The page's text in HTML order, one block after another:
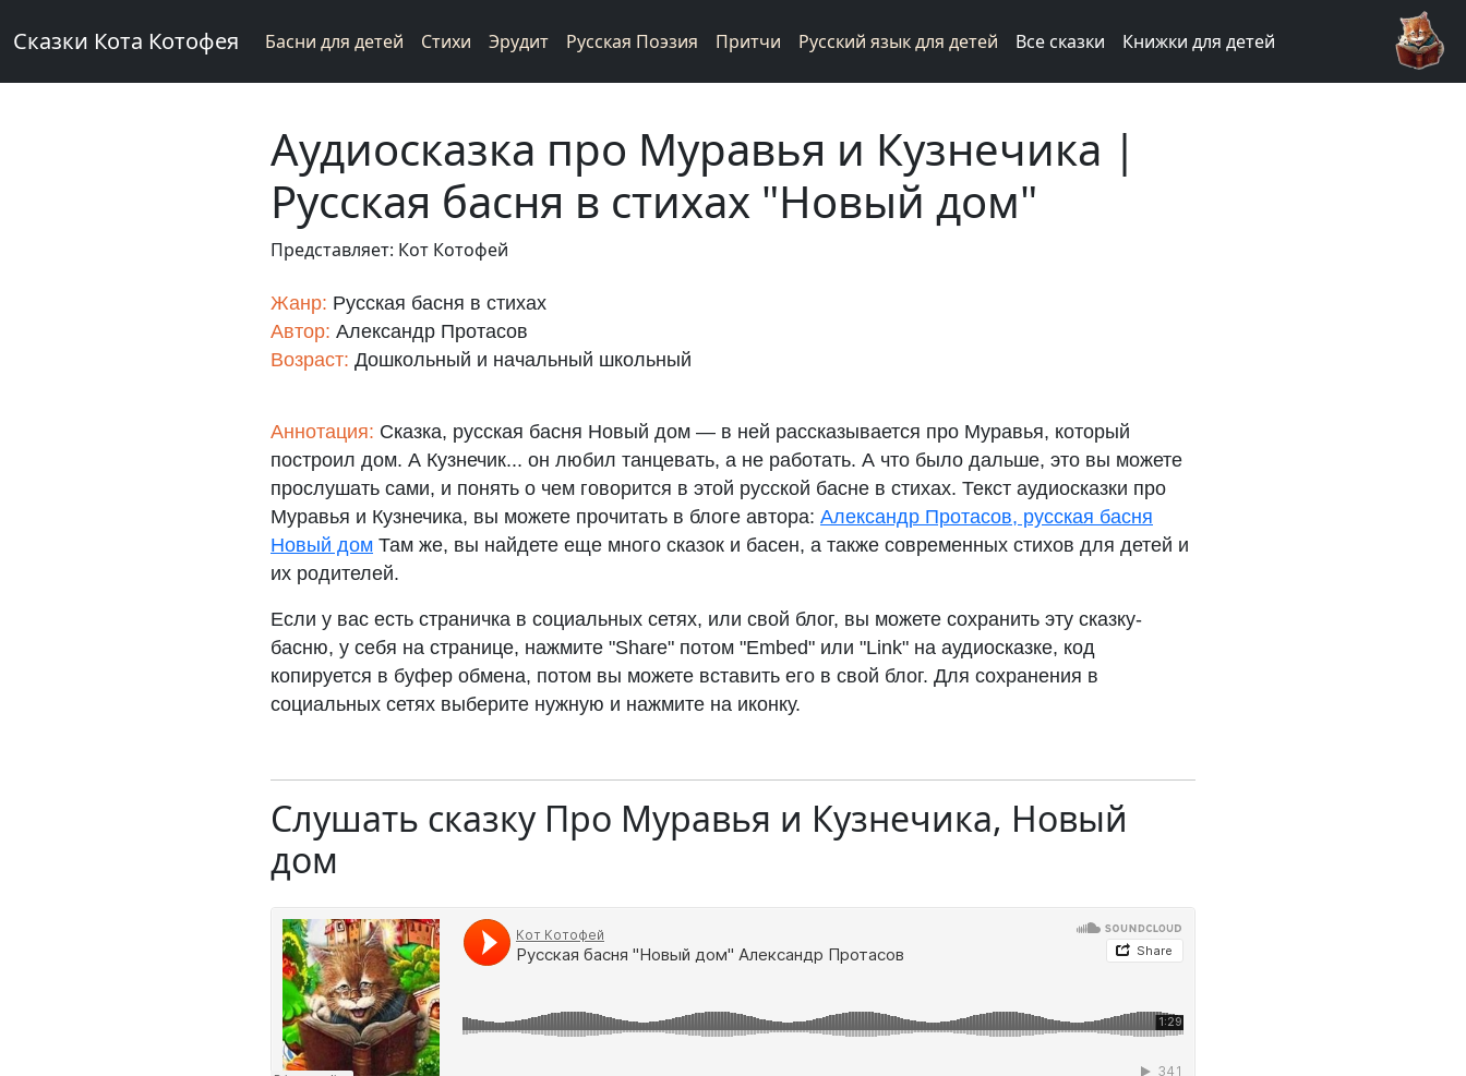
Сказки Кота Котофея Басни для детей Стихи Эрудит Русская Поэзия Притчи Русский язык для детей Все сказки Книжки для детей
Аудиосказка про Муравья и Кузнечика |
Русская басня в стихах "Новый дом"
Представляет: Кот Котофей
Жанр: Русская басня в стихах
Автор: Александр Протасов
Возраст: Дошкольный и начальный школьный
Аннотация: Сказка, русская басня Новый дом — в ней рассказывается про Муравья, который
построил дом. А Кузнечик... он любил танцевать, а не работать. А что было дальше, это вы можете
прослушать сами, и понять о чем говорится в этой русской басне в стихах. Текст аудиосказки про
Муравья и Кузнечика, вы можете прочитать в блоге автора: Александр Протасов, русская басня
Новый дом Там же, вы найдете еще много сказок и басен, а также современных стихов для детей и
их родителей.
Если у вас есть страничка в социальных сетях, или свой блог, вы можете сохранить эту сказку-
басню, у себя на странице, нажмите "Share" потом "Embed" или "Link" на аудиосказке, код
копируется в буфер обмена, потом вы можете вставить его в свой блог. Для сохранения в
социальных сетях выберите нужную и нажмите на иконку.
Слушать сказкуПро Муравья и Кузнечика, Новый
дом